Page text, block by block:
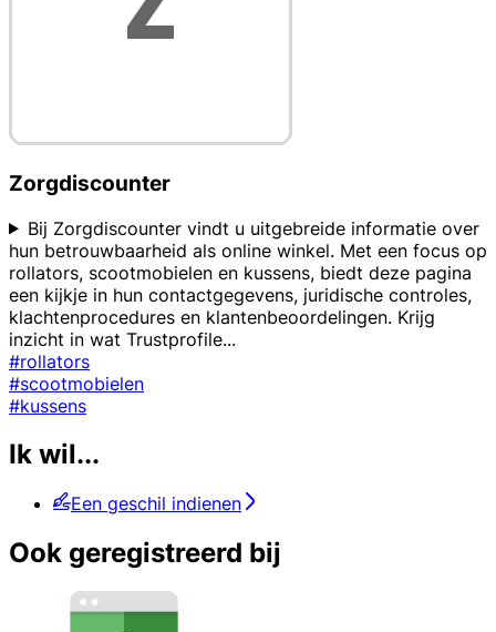
Zorgdiscounter
Bij Zorgdiscounter vindt u uitgebreide informatie over
hun betrouwbaarheid als online winkel. Met een focus op
rollators, scootmobielen en kussens, biedt deze pagina
een kijkje in hun contactgegevens, juridische controles,
klachtenprocedures en klantenbeoordelingen. Krijg
inzicht in wat Trustprofile...
#rollators
#scootmobielen
#kussens
Ik wil...
Een geschil indienen
Ook geregistreerd bij